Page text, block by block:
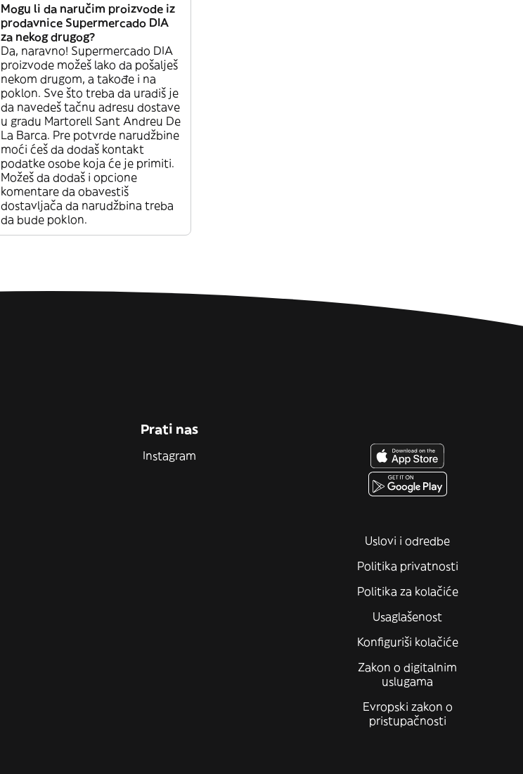
Mogu li da naručim proizvode iz
prodavnice Supermercado DIA
za nekog drugog?
Da, naravno! Supermercado DIA
proizvode možeš lako da pošalješ
nekom drugom, a takođe i na
poklon. Sve što treba da uradiš je
da navedeš tačnu adresu dostave
u gradu Martorell Sant Andreu De
La Barca. Pre potvrde narudžbine
moći ćeš da dodaš kontakt
podatke osobe koja će je primiti.
Možeš da dodaš i opcione
komentare da obavestiš
dostavljača da narudžbina treba
da bude poklon.
Prati nas
Instagram
Uslovi i odredbe
Politika privatnosti
Politika za kolačiće
Usaglašenost
Konfiguriši kolačiće
Zakon o digitalnim
uslugama
Evropski zakon o
pristupačnosti